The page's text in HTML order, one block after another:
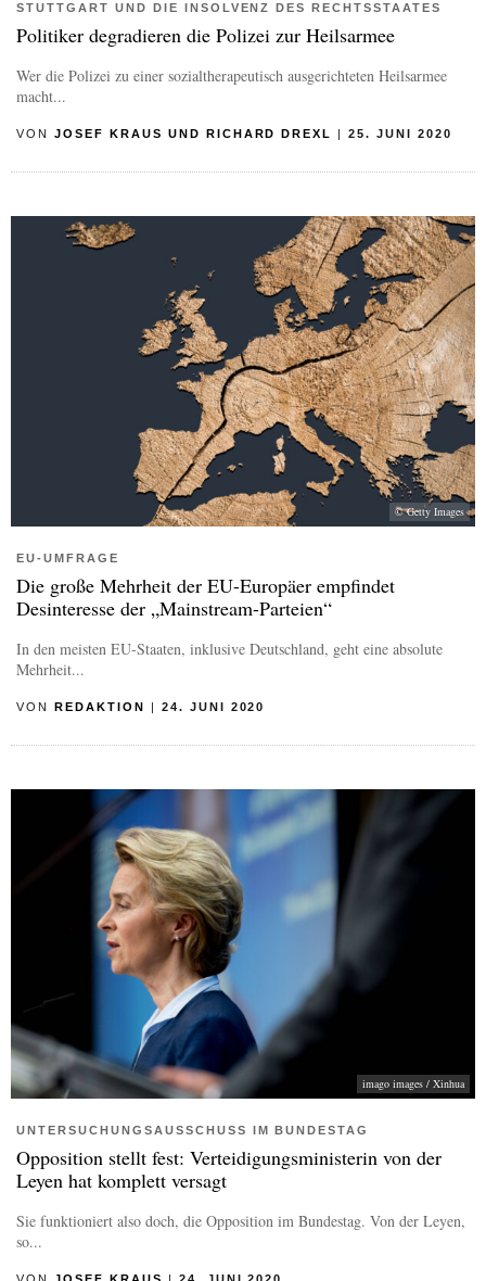
STUTTGART UND DIE INSOLVENZ DES RECHTSSTAATES
Politiker degradieren die Polizei zur Heilsarmee
Wer die Polizei zu einer sozialtherapeutisch ausgerichteten Heilsarmee
macht...
VON JOSEF KRAUS UND RICHARD DREXL |25. JUNI 2020
© Getty Images
EU-UMFRAGE
Die große Mehrheit der EU-Europäer empfindet
Desinteresse der „Mainstream-Parteien“
In den meisten EU-Staaten, inklusive Deutschland, geht eine absolute
Mehrheit...
VON REDAKTION | 24. JUNI 2020
imago images / Xinhua
UNTERSUCHUNGSAUSSCHUSS IM BUNDESTAG
Opposition stellt fest: Verteidigungsministerin von der
Leyen hat komplett versagt
Sie funktioniert also doch, die Opposition im Bundestag. Von der Leyen,
so...